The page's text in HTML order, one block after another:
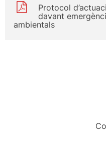
Protocol
davant
ambientals